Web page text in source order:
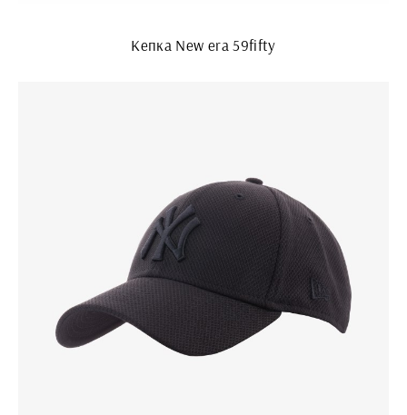
Кепка New era 59fifty